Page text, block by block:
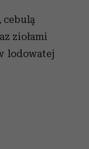
cebulą
ziołami
lodowatej